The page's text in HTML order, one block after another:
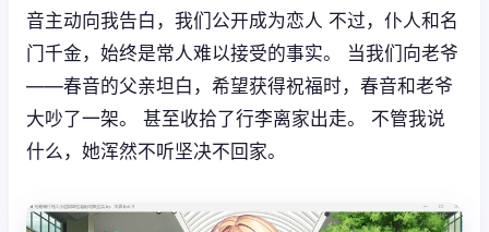
音主动向我告白，我们公开成为恋人 不过，仆人和名
门千金，始终是常人难以接受的事实。 当我们向老爷
——春音的父亲坦白，希望获得祝福时，春音和老爷
大吵了一架。 甚至收拾了行李离家出走。 不管我说
什么，她浑然不听坚决不回家。